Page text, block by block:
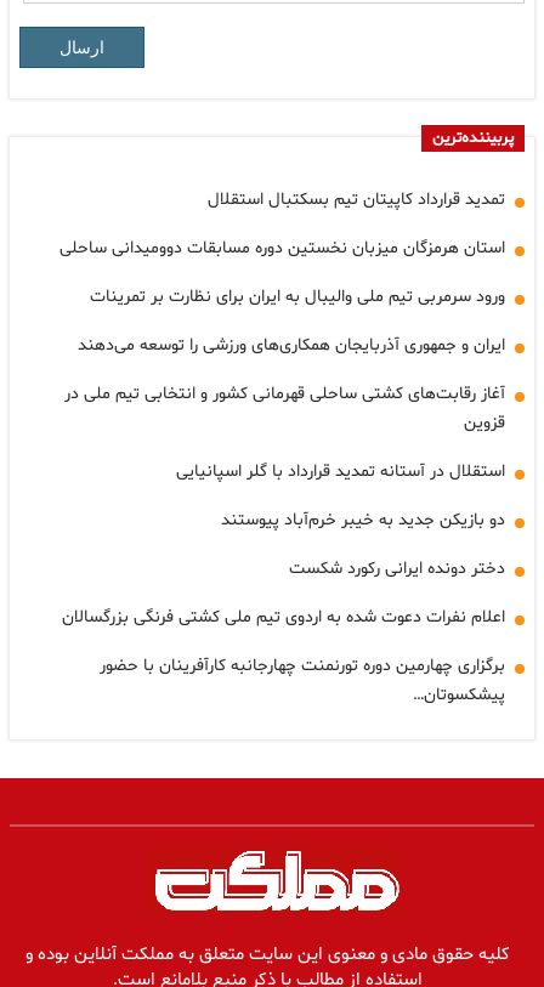
ارسال
پربیننده‌ترین
تمدید قرارداد کاپیتان تیم بسکتبال استقلال
استان هرمزگان میزبان نخستین دوره مسابقات دوومیدانی ساحلی
ورود سرمربی تیم ملی والیبال به ایران برای نظارت بر تمرینات
ایران و جمهوری آذربایجان همکاری‌های ورزشی را توسعه می‌دهند
آغاز رقابت‌های کشتی ساحلی قهرمانی کشور و انتخابی تیم ملی در
قزوین
استقلال در آستانه تمدید قرارداد با گلر اسپانیایی
دو بازیکن جدید به خیبر خرم‌آباد پیوستند
دختر دونده ایرانی رکورد شکست
اعلام نفرات دعوت شده به اردوی تیم ملی کشتی فرنگی بزرگسالان
برگزاری چهارمین دوره تورنمنت چهارجانبه کارآفرینان با حضور
پیشکسوتان…
کلیه حقوق مادی و معنوی این سایت متعلق به مملکت آنلاین بوده و
استفاده از مطالب با ذکر منبع بلامانع است.